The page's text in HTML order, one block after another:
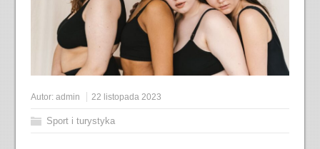
Autor: admin 22 listopada 2023
Sport i turystyka